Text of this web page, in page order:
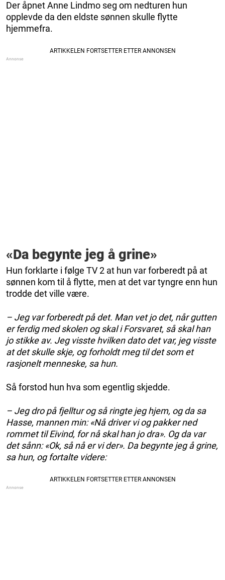
Der åpnet Anne Lindmo seg om nedturen hun
opplevde da den eldste sønnen skulle flytte
hjemmefra.
«Da begynte jeg å grine»
Hun forklarte i følge TV 2 at hun var forberedt på at
sønnen kom til å flytte, men at det var tyngre enn hun
trodde det ville være.
– Jeg var forberedt på det. Man vet jo det, når gutten
er ferdig med skolen og skal i Forsvaret, så skal han
jo stikke av. Jeg visste hvilken dato det var, jeg visste
at det skulle skje, og forholdt meg til det som et
rasjonelt menneske, sa hun.
Så forstod hun hva som egentlig skjedde.
– Jeg dro på fjelltur og så ringte jeg hjem, og da sa
Hasse, mannen min: «Nå driver vi og pakker ned
rommet til Eivind, for nå skal han jo dra». Og da var
det sånn: «Ok, så nå er vi der». Da begynte jeg å grine,
sa hun, og fortalte videre: